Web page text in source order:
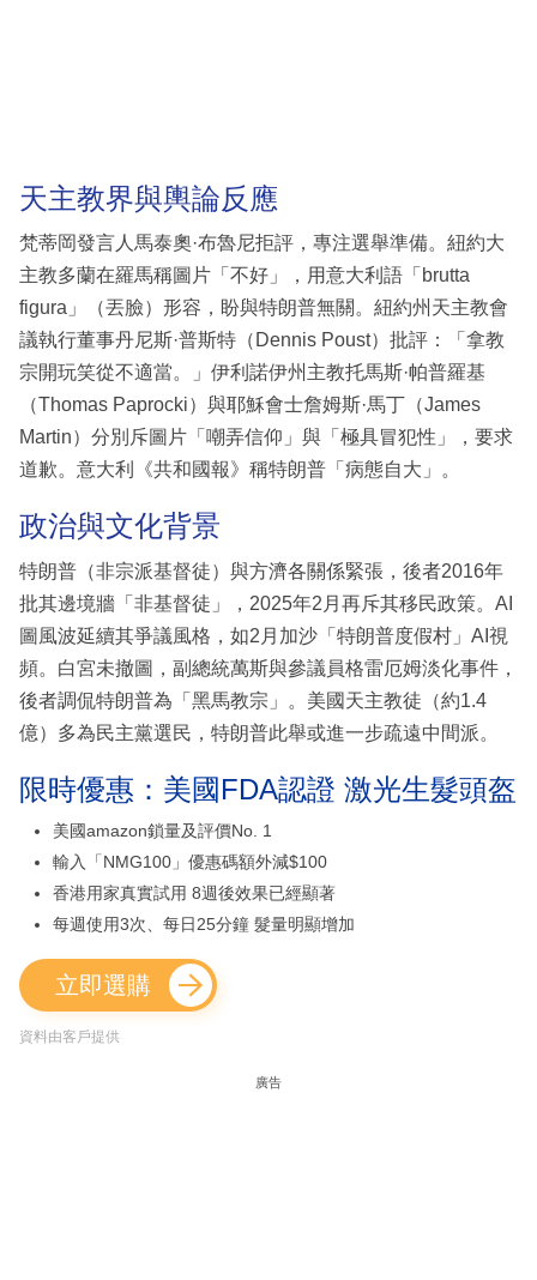
天主教界與輿論反應
梵蒂岡發言人馬泰奧·布魯尼拒評，專注選舉準備。紐約大
主教多蘭在羅馬稱圖片「不好」，用意大利語「brutta
figura」（丟臉）形容，盼與特朗普無關。紐約州天主教會
議執行董事丹尼斯·普斯特（Dennis Poust）批評：「拿教
宗開玩笑從不適當。」伊利諾伊州主教托馬斯·帕普羅基
（Thomas Paprocki）與耶穌會士詹姆斯·馬丁（James
Martin）分別斥圖片「嘲弄信仰」與「極具冒犯性」，要求
道歉。意大利《共和國報》稱特朗普「病態自大」。
政治與文化背景
特朗普（非宗派基督徒）與方濟各關係緊張，後者2016年
批其邊境牆「非基督徒」，2025年2月再斥其移民政策。AI
圖風波延續其爭議風格，如2月加沙「特朗普度假村」AI視
頻。白宮未撤圖，副總統萬斯與參議員格雷厄姆淡化事件，
後者調侃特朗普為「黑馬教宗」。美國天主教徒（約1.4
億）多為民主黨選民，特朗普此舉或進一步疏遠中間派。
限時優惠：美國FDA認證 激光生髮頭盔
美國amazon鎖量及評價No. 1
輸入「NMG100」優惠碼額外減$100
香港用家真實試用 8週後效果已經顯著
每週使用3次、每日25分鐘 髮量明顯增加
立即選購
資料由客戶提供
廣告